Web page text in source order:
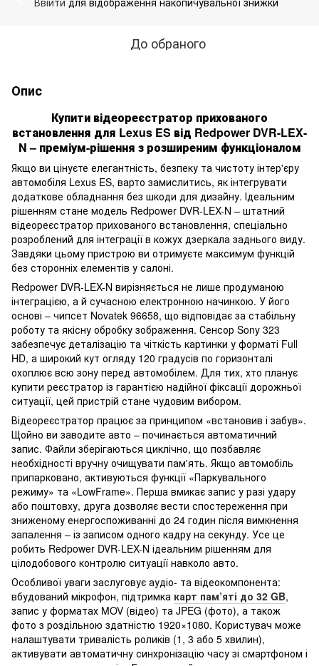
До обраного
Опис
Купити відеореєстратор прихованого
встановлення для Lexus ES від Redpower DVR-LEX-
N – преміум-рішення з розширеним функціоналом
Якщо ви цінуєте елегантність, безпеку та чистоту інтер'єру
автомобіля Lexus ES, варто замислитись, як інтегрувати
додаткове обладнання без шкоди для дизайну. Ідеальним
рішенням стане модель Redpower DVR-LEX-N – штатний
відеореєстратор прихованого встановлення, спеціально
розроблений для інтеграції в кожух дзеркала заднього виду.
Завдяки цьому пристрою ви отримуєте максимум функцій
без сторонніх елементів у салоні.
Redpower DVR-LEX-N вирізняється не лише продуманою
інтеграцією, а й сучасною електронною начинкою. У його
основі – чипсет Novatek 96658, що відповідає за стабільну
роботу та якісну обробку зображення. Сенсор Sony 323
забезпечує деталізацію та чіткість картинки у форматі Full
HD, а широкий кут огляду 120 градусів по горизонталі
охоплює всю зону перед автомобілем. Для тих, хто планує
купити реєстратор із гарантією надійної фіксації дорожньої
ситуації, цей пристрій стане чудовим вибором.
Відеореєстратор працює за принципом «встановив і забув».
Щойно ви заводите авто – починається автоматичний
запис. Файли зберігаються циклічно, що позбавляє
необхідності вручну очищувати пам'ять. Якщо автомобіль
припарковано, активуються функції «Паркувального
режиму» та «LowFrame». Перша вмикає запис у разі удару
або поштовху, друга дозволяє вести спостереження при
зниженому енергоспоживанні до 24 годин після вимкнення
запалення – із записом одного кадру на секунду. Усе це
робить Redpower DVR-LEX-N ідеальним рішенням для
цілодобового контролю ситуації навколо авто.
Особливої уваги заслуговує аудіо- та відеокомпонента:
вбудований мікрофон, підтримка карт пам’яті до 32 GB,
запис у форматах MOV (відео) та JPEG (фото), а також
фото з роздільною здатністю 1920×1080. Користувач може
налаштувати тривалість роликів (1, 3 або 5 хвилин),
активувати автоматичну синхронізацію часу зі смартфоном і